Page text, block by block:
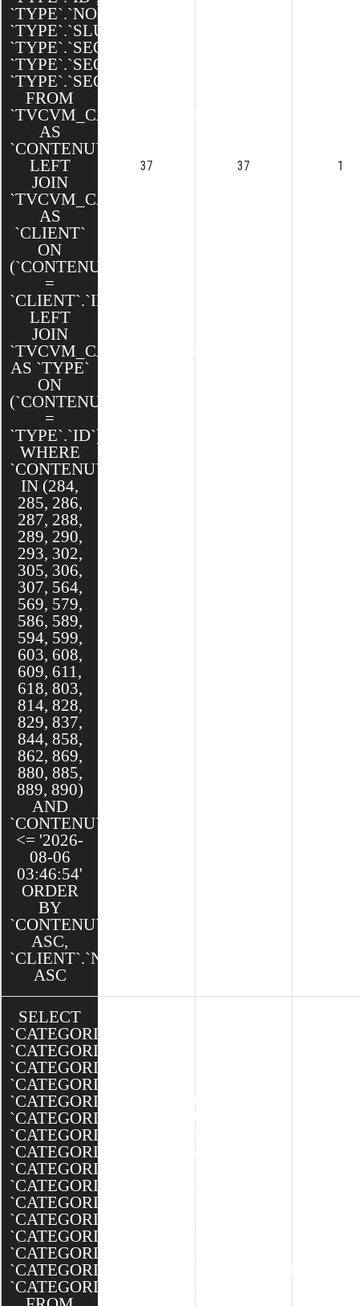
`TYPE`.`NOM`,
`TYPE`.`SLUG`,
`TYPE`.`SEO_DESCRIPTION`,
`TYPE`.`SEO_TITLE`,
`TYPE`.`SEO_SLUG`
FROM
`TVCVM_CAKE`.`CONTENUS`
AS
`CONTENU`
LEFT
JOIN
`TVCVM_CAKE`.`CLIENTS`
AS
`CLIENT`
ON
(`CONTENU`.`CLIENT_ID`
=
`CLIENT`.`ID`)
LEFT
JOIN
`TVCVM_CAKE`.`TYPES`
AS `TYPE`
ON
(`CONTENU`.`TYPE_ID`
=
`TYPE`.`ID`)
WHERE
`CONTENU`.`ID`
IN (284,
285, 286,
287, 288,
289, 290,
293, 302,
305, 306,
307, 564,
569, 579,
586, 589,
594, 599,
603, 608,
609, 611,
618, 803,
814, 828,
829, 837,
844, 858,
862, 869,
880, 885,
889, 890)
AND
`CONTENU`.`DATE`
<= '2026-
08-06
03:46:54'
ORDER
BY
`CONTENU`.`NOM`
ASC,
`CLIENT`.`NOM`
ASC
37 37 1
SELECT
`CATEGORIE`.`ID`,
`CATEGORIE`.`TITRE`,
`CATEGORIE`.`TEXTE`,
`CATEGORIE`.`MINIATURE`,
`CATEGORIE`.`BANNIERE`,
`CATEGORIE`.`SEO_SLUG`,
`CATEGORIE`.`SEO_TITLE`,
`CATEGORIE`.`SEO_DESCRIPTION`,
`CATEGORIE`.`ORDRE`,
`CATEGORIE`.`ACCUEIL`,
`CATEGORIE`.`ACTIVE`,
`CATEGORIE`.`CREATED`,
`CATEGORIE`.`MODIFIED`,
`CATEGORIESCONTENUS`.`ID`,
`CATEGORIESCONTENUS`.`CATEGORIE_ID`,
`CATEGORIESCONTENUS`.`CONTENU_ID`